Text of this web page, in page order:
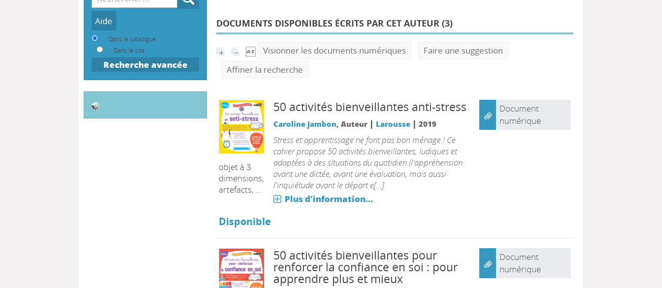
DOCUMENTS DISPONIBLES ÉCRITS PAR CET AUTEUR (3)
Visionner les documents numériques
Faire une suggestion
Affiner la recherche
objet à 3
dimensions,
artefacts, ...
50 activités bienveillantes anti-stress
Caroline Jambon, Auteur | Larousse| 2019
Stress et apprentissage ne font pas bon ménage ! Ce
cahier propose 50 activités bienveillantes, ludiques et
adaptées à des situations du quotidien (l'appréhension
avant une dictée, avant une évaluation, mais aussi
l'inquiétude avant le départ e[...]
Plus d'information...
Document
numérique
Disponible
50 activités bienveillantes pour
renforcer la confiance en soi : pour
apprendre plus et mieux
Document
numérique
Dans le catalogue
Dans le site
Recherche avancée